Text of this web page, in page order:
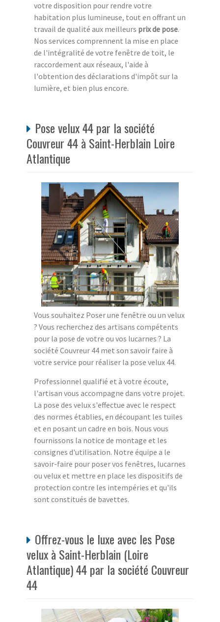
votre disposition pour rendre votre
habitation plus lumineuse, tout en offrant un
travail de qualité aux meilleurs prix de pose.
Nos services comprennent la mise en place
de l'intégralité de votre fenêtre de toit, le
raccordement aux réseaux, l'aide à
l'obtention des déclarations d'impôt sur la
lumière, et bien plus encore.
Pose velux 44 par la société
Couvreur 44 à Saint-Herblain Loire
Atlantique
Vous souhaitez Poser une fenêtre ou un velux
? Vous recherchez des artisans compétents
pour la pose de votre ou vos lucarnes ? La
société Couvreur 44 met son savoir faire à
votre service pour réaliser la pose velux 44.
Professionnel qualifié et à votre écoute,
l'artisan vous accompagne dans votre projet.
La pose des velux s'effectue avec le respect
des normes établies, en découpant les tuiles
et en posant un cadre en bois. Nous vous
fournissons la notice de montage et les
consignes d'utilisation. Notre équipe a le
savoir-faire pour poser vos fenêtres, lucarnes
ou velux et mettre en place les dispositifs de
protection contre les intempéries et qu'ils
sont constitués de bavettes.
Offrez-vous le luxe avec les Pose
velux à Saint-Herblain (Loire
Atlantique) 44 par la société Couvreur
44